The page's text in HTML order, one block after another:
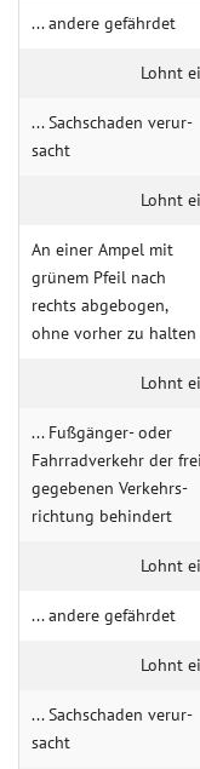
... andere gefährdet
... Sach­schaden verur­
sacht
An einer Ampel mit
grünem Pfeil nach
rechts abge­bogen,
ohne vorher zu halten
... Fuß­gänger- oder
Fahr­rad­ver­kehr der
gege­benen Ver­kehrs­
rich­tung behin­dert
... andere gefährdet
... Sach­schaden verur­
sacht